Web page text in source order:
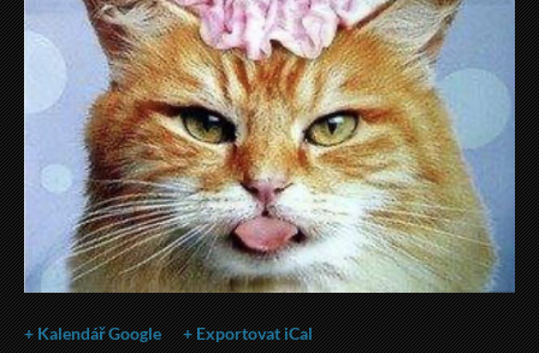
+ Kalendář Google + Exportovat iCal